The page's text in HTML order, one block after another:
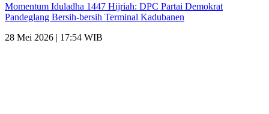
Momentum Iduladha 1447 Hijriah: DPC Partai Demokrat
Pandeglang Bersih-bersih Terminal Kadubanen
28 Mei 2026 | 17:54 WIB